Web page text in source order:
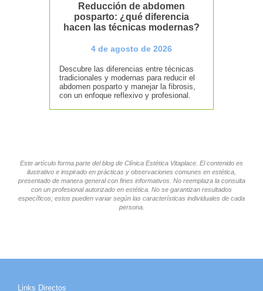
Reducción de abdomen
posparto: ¿qué diferencia
hacen las técnicas modernas?
4 de agosto de 2026
Descubre las diferencias entre técnicas
tradicionales y modernas para reducir el
abdomen posparto y manejar la fibrosis,
con un enfoque reflexivo y profesional.
Este artículo forma parte del blog de Clínica Estética Vitaplace. El contenido es
ilustrativo e inspirado en prácticas y observaciones comunes en estética,
presentado de manera general con fines informativos. No reemplaza la consulta
con un profesional autorizado en estética. No se garantizan resultados
específicos; estos pueden variar según las características individuales de cada
persona.
Links Directos